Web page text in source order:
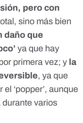
pero con
sino más bien
daño que
ya que hay
primera vez; y la
, ya que
‘popper’, aunque
durante varios